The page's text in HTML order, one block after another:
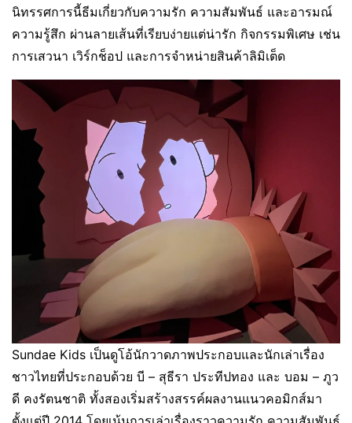
นิทรรศการนี้ธีมเกี่ยวกับความรัก ความสัมพันธ์ และอารมณ์
ความรู้สึก ผ่านลายเส้นที่เรียบง่ายแต่น่ารัก กิจกรรมพิเศษ เช่น
การเสวนา เวิร์กช็อป และการจำหน่ายสินค้าลิมิเต็ด
Sundae Kids เป็นดูโอ้นักวาดภาพประกอบและนักเล่าเรื่อง
ชาวไทยที่ประกอบด้วย บี – สุธีรา ประทีปทอง และ บอม – ภูว
ดี คงรัตนชาติ ทั้งสองเริ่มสร้างสรรค์ผลงานแนวคอมิกส์มา